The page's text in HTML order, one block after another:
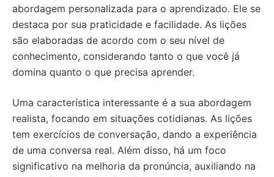
abordagem personalizada para o aprendizado. Ele se
destaca por sua praticidade e facilidade. As lições
são elaboradas de acordo com o seu nível de
conhecimento, considerando tanto o que você já
domina quanto o que precisa aprender.
Uma característica interessante é a sua abordagem
realista, focando em situações cotidianas. As lições
tem exercícios de conversação, dando a experiência
de uma conversa real. Além disso, há um foco
significativo na melhoria da pronúncia, auxiliando na